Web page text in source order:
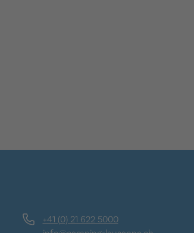
+41 (0) 21 622 5000